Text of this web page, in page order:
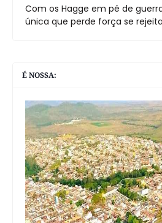
Com os Hagge em pé de
única que perde força se
É NOSSA: